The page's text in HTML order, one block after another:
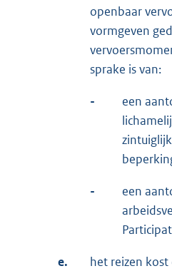
openbaar
vormgeven
sprake is van:
-
een
-
een
e.
het reizen